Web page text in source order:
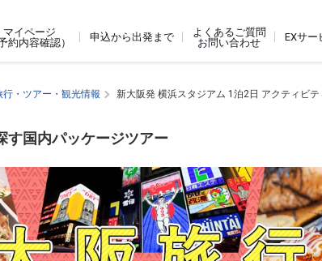
マイページ
予約内容確認）
申込から出発まで
よくあるご質問
お問い合わせ
EXサー
行・ツアー・観光情報 新大阪発 横浜スタジアム 1泊2日 アクティビテ
す国内パッケージツアー